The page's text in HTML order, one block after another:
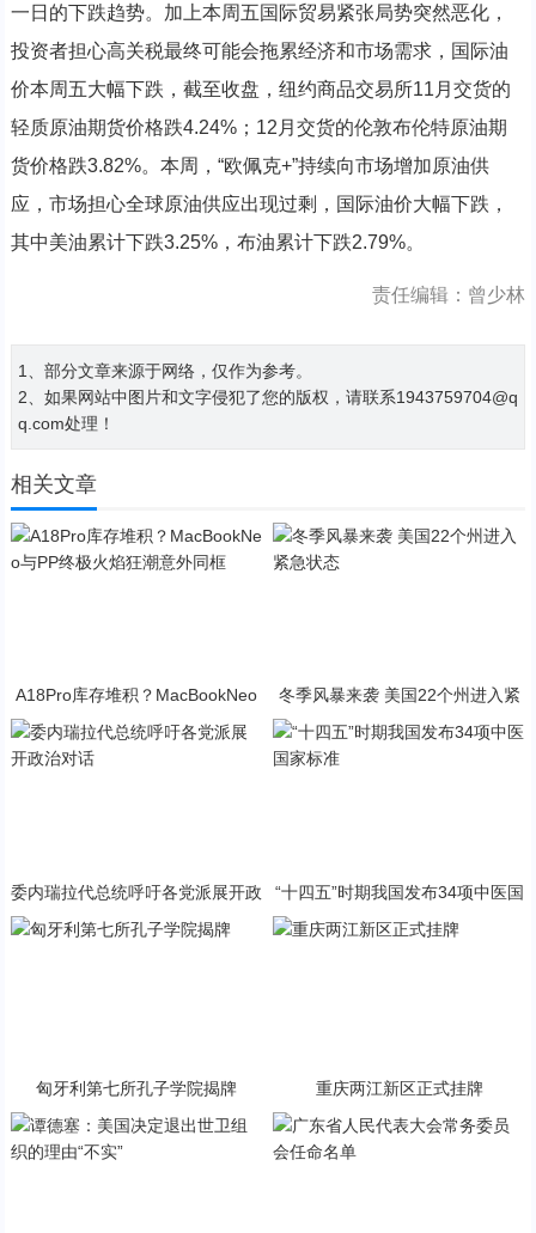
一日的下跌趋势。加上本周五国际贸易紧张局势突然恶化，
投资者担心高关税最终可能会拖累经济和市场需求，国际油
价本周五大幅下跌，截至收盘，纽约商品交易所11月交货的
轻质原油期货价格跌4.24%；12月交货的伦敦布伦特原油期
货价格跌3.82%。本周，“欧佩克+”持续向市场增加原油供
应，市场担心全球原油供应出现过剩，国际油价大幅下跌，
其中美油累计下跌3.25%，布油累计下跌2.79%。
责任编辑：曾少林
1、部分文章来源于网络，仅作为参考。
2、如果网站中图片和文字侵犯了您的版权，请联系1943759704@q
q.com处理！
相关文章
A18Pro库存堆积？MacBookNeo
与PP终极火焰狂潮意外同框
冬季风暴来袭 美国22个州进入紧
急状态
委内瑞拉代总统呼吁各党派展开政
“十四五”时期我国发布34项中医国
匈牙利第七所孔子学院揭牌 重庆两江新区正式挂牌